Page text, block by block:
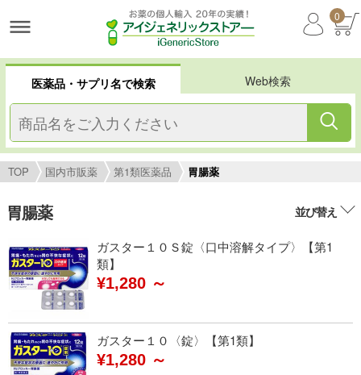
0
医薬品・サプリ名で検索 Web検索
TOP 国内市販薬 第1類医薬品 胃腸薬
胃腸薬 並び替え
ガスター１０Ｓ錠〈口中溶解タイプ〉【第1
類】
¥1,280 ～
ガスター１０〈錠〉【第1類】
¥1,280 ～